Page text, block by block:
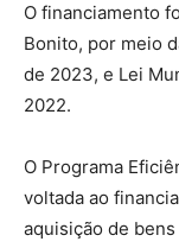
O financiamento
Bonito, por meio
de 2023, e Lei
2022.
O Programa
voltada ao
aquisição de